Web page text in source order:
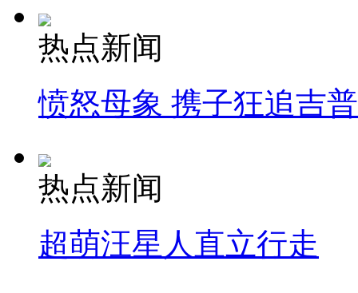
热点新闻
愤怒母象 携子狂追吉
热点新闻
超萌汪星人直立行走